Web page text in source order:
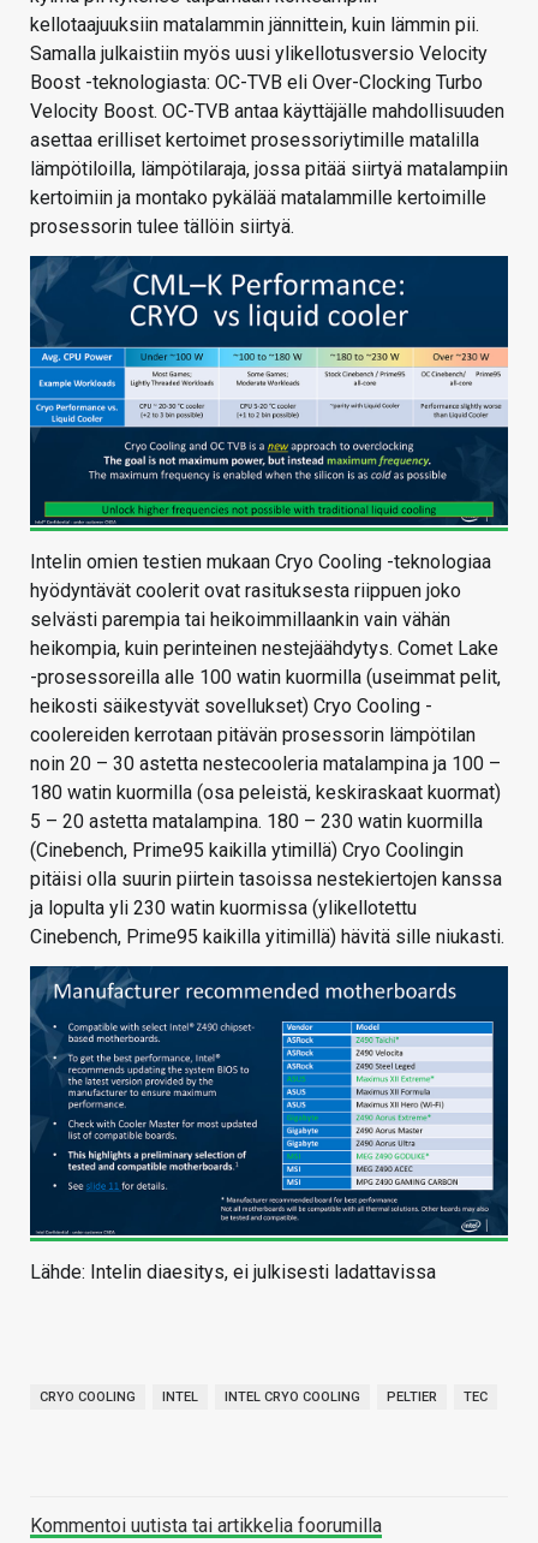
kellotaajuuksiin matalammin jännittein, kuin lämmin pii.
Samalla julkaistiin myös uusi ylikellotusversio Velocity
Boost -teknologiasta: OC-TVB eli Over-Clocking Turbo
Velocity Boost. OC-TVB antaa käyttäjälle mahdollisuuden
asettaa erilliset kertoimet prosessoriytimille matalilla
lämpötiloilla, lämpötilaraja, jossa pitää siirtyä matalampiin
kertoimiin ja montako pykälää matalammille kertoimille
prosessorin tulee tällöin siirtyä.
Intelin omien testien mukaan Cryo Cooling -teknologiaa
hyödyntävät coolerit ovat rasituksesta riippuen joko
selvästi parempia tai heikoimmillaankin vain vähän
heikompia, kuin perinteinen nestejäähdytys. Comet Lake
-prosessoreilla alle 100 watin kuormilla (useimmat pelit,
heikosti säikestyvät sovellukset) Cryo Cooling -
coolereiden kerrotaan pitävän prosessorin lämpötilan
noin 20 – 30 astetta nestecooleria matalampina ja 100 –
180 watin kuormilla (osa peleistä, keskiraskaat kuormat)
5 – 20 astetta matalampina. 180 – 230 watin kuormilla
(Cinebench, Prime95 kaikilla ytimillä) Cryo Coolingin
pitäisi olla suurin piirtein tasoissa nestekiertojen kanssa
ja lopulta yli 230 watin kuormissa (ylikellotettu
Cinebench, Prime95 kaikilla yitimillä) hävitä sille niukasti.
Lähde: Intelin diaesitys, ei julkisesti ladattavissa
CRYO COOLING INTEL INTEL CRYO COOLING PELTIER TEC
Kommentoi uutista tai artikkelia foorumilla